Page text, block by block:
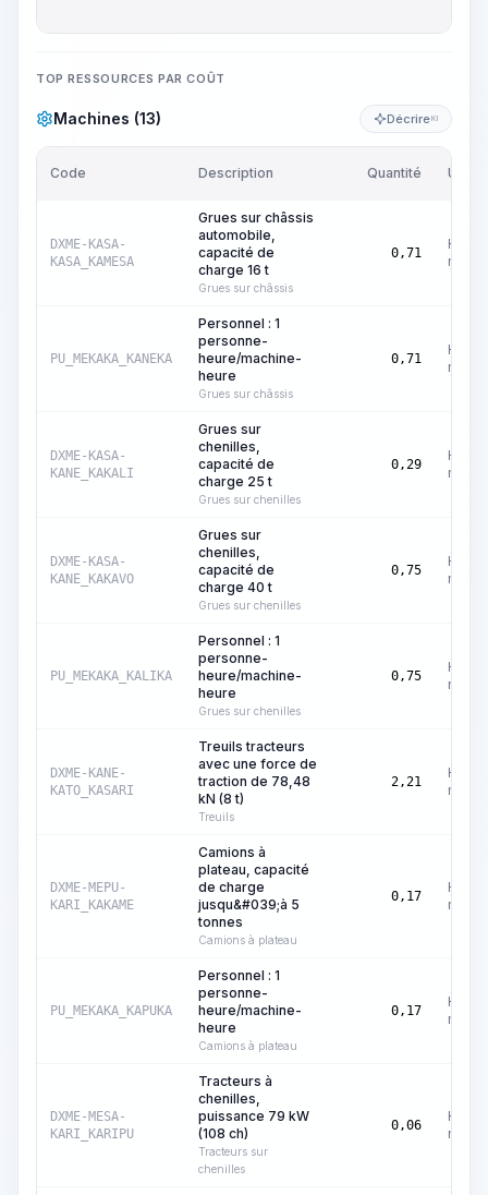
TOP RESSOURCES PAR COÛT
Machines (13) DécrireKI
Code Description Quantité Unité
DXME-KASA-
KASA_KAMESA
Grues sur châssis
automobile,
capacité de
charge 16 t
Grues sur châssis
0,71
PU_MEKAKA_KANEKA
Personnel : 1
personne-
heure/machine-
heure
Grues sur châssis
0,71
DXME-KASA-
KANE_KAKALI
Grues sur
chenilles,
capacité de
charge 25 t
Grues sur chenilles
0,29
DXME-KASA-
KANE_KAKAVO
Grues sur
chenilles,
capacité de
charge 40 t
Grues sur chenilles
0,75
PU_MEKAKA_KALIKA
Personnel : 1
personne-
heure/machine-
heure
Grues sur chenilles
0,75
DXME-KANE-
KATO_KASARI
Treuils tracteurs
avec une force de
traction de 78,48
kN (8 t)
Treuils
2,21
DXME-MEPU-
KARI_KAKAME
Camions à
plateau, capacité
de charge
jusqu&#039;à 5
tonnes
Camions à plateau
0,17
PU_MEKAKA_KAPUKA
Personnel : 1
personne-
heure/machine-
heure
Camions à plateau
0,17
DXME-MESA-
KARI_KARIPU
Tracteurs à
chenilles,
puissance 79 kW
(108 ch)
Tracteurs sur
chenilles
0,06